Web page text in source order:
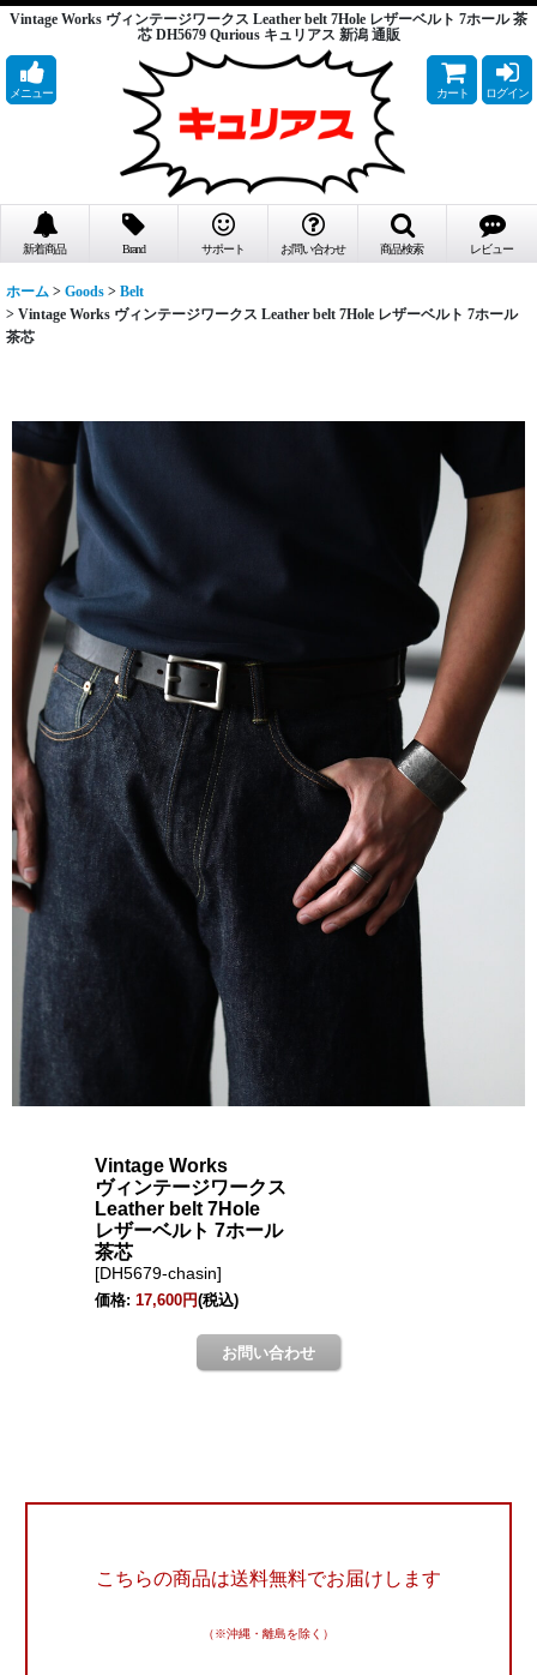
Vintage Works ヴィンテージワークス Leather belt 7Hole レザーベルト 7ホール 茶
芯 DH5679 Qurious キュリアス 新潟 通販
メニュー カート ログイン
新着商品 Brand サポート お問い合わせ 商品検索 レビュー
ホーム > Goods > Belt
> Vintage Works ヴィンテージワークス Leather belt 7Hole レザーベルト 7ホール
茶芯
こちらの商品は送料無料でお届けします
（※沖縄・離島を除く）